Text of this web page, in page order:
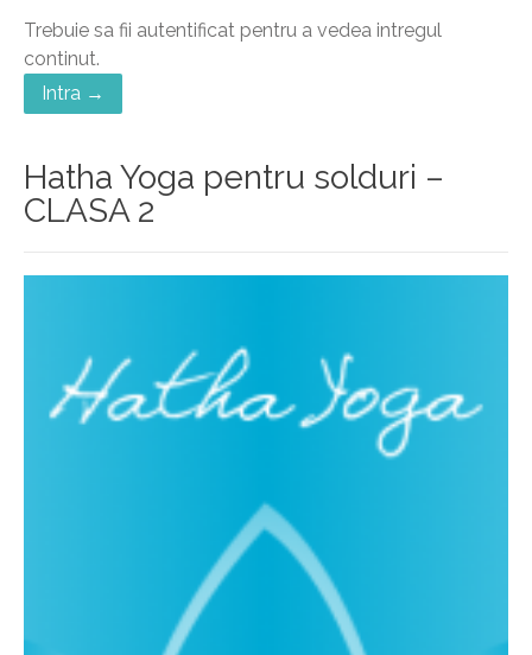
Trebuie sa fii autentificat pentru a vedea intregul
continut.
Intra →
Hatha Yoga pentru solduri –
CLASA 2